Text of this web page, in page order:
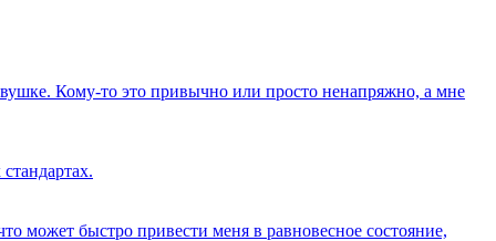
Кому-то это привычно или просто ненапряжно, а мне
может быстро привести меня в равновесное состояние,